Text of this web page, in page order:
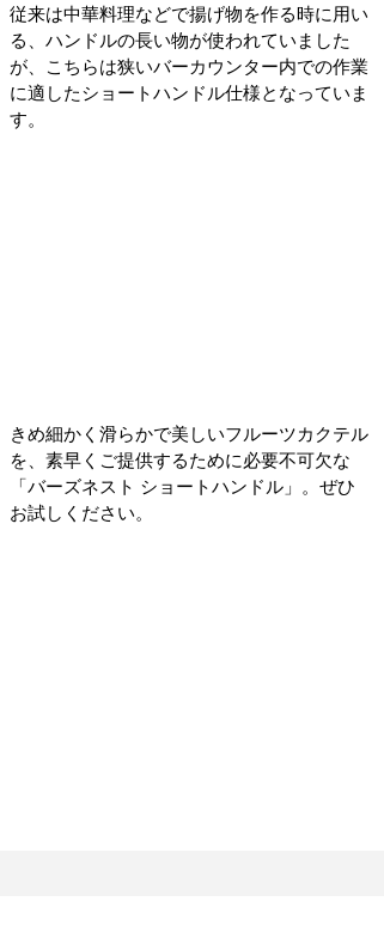
従来は中華料理などで揚げ物を作る時に用い
る、ハンドルの長い物が使われていました
が、こちらは狭いバーカウンター内での作業
に適したショートハンドル仕様となっていま
す。
きめ細かく滑らかで美しいフルーツカクテル
を、素早くご提供するために必要不可欠な
「バーズネスト ショートハンドル」。ぜひ
お試しください。